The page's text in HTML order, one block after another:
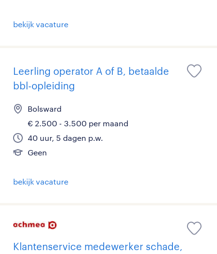
bekijk vacature
Leerling operator A of B, betaalde
bbl-opleiding
Bolsward
€ 2.500 - 3.500 per maand
40 uur, 5 dagen p.w.
Geen
bekijk vacature
Klantenservice medewerker schade,